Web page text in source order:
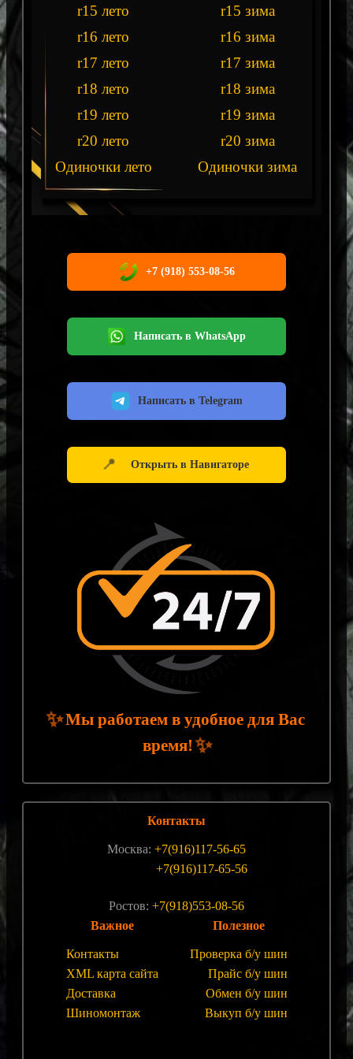
r15 лето
r15 зима
r16 лето
r16 зима
r17 лето
r17 зима
r18 лето
r18 зима
r19 лето
r19 зима
r20 лето
r20 зима
Одиночки лето
Одиночки зима
+7 (918) 553-08-56
Написать в WhatsApp
Написать в Telegram
📍 Открыть в Навигаторе
✨Мы работаем в удобное для Вас
время!✨
Контакты
Москва: +7(916)117-56-65
+7(916)117-65-56
Ростов: +7(918)553-08-56
Важное
Контакты
XML карта сайта
Доставка
Шиномонтаж
Полезное
Проверка б/у шин
Прайс б/у шин
Обмен б/у шин
Выкуп б/у шин